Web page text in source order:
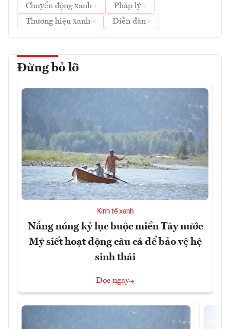
Chuyển động xanh
Pháp lý
Thương hiệu xanh
Diễn đàn
Đừng bỏ lỡ
Kinh tế xanh
Nắng nóng kỷ lục buộc miền Tây nước
Mỹ siết hoạt động câu cá để bảo vệ hệ
sinh thái
Đọc ngay